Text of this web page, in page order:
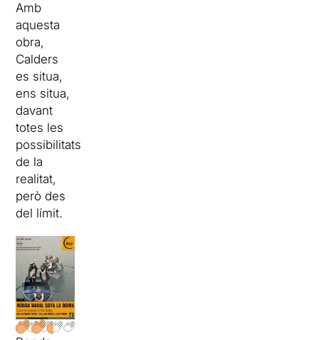
Amb
aquesta
obra,
Calders
es situa,
ens situa,
davant
totes les
possibilitats
de la
realitat,
però des
del límit.